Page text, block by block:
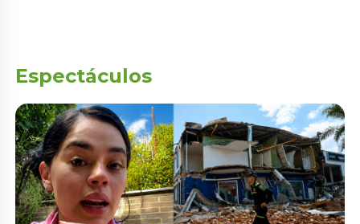
Espectáculos